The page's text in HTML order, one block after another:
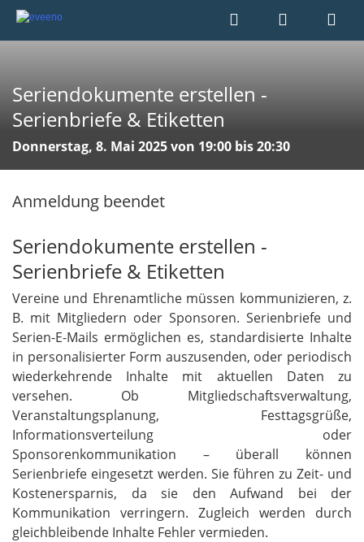
Seriendokumente erstellen -
Serienbriefe & Etiketten
Donnerstag, 8. Mai 2025 von 19:00 bis 20:30
Anmeldung beendet
Seriendokumente erstellen -
Serienbriefe & Etiketten
Vereine und Ehrenamtliche müssen kommunizieren, z.
B. mit Mitgliedern oder Sponsoren. Serienbriefe und
Serien-E-Mails ermöglichen es, standardisierte Inhalte
in personalisierter Form auszusenden, oder periodisch
wiederkehrende Inhalte mit aktuellen Daten zu
versehen. Ob Mitgliedschaftsverwaltung,
Veranstaltungsplanung, Festtagsgrüße,
Informationsverteilung oder
Sponsorenkommunikation – überall können
Serienbriefe eingesetzt werden. Sie führen zu Zeit- und
Kostenersparnis, da sie den Aufwand bei der
Kommunikation verringern. Zugleich werden durch
gleichbleibende Inhalte Fehler vermieden.